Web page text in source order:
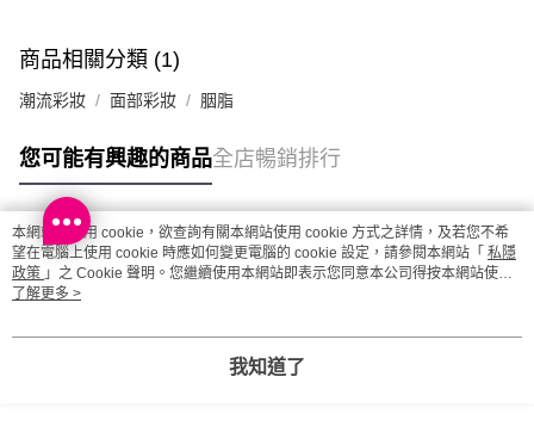
商品相關分類 (1)
潮流彩妝 面部彩妝 胭脂
您可能有興趣的商品全店暢銷排行
熱門標籤
熱銷排行
本網站中使用 cookie，欲查詢有關本網站使用 cookie 方式之詳情，及若您不希
望在電腦上使用 cookie 時應如何變更電腦的 cookie 設定，請參閱本網站「 私隱
政策 」之 Cookie 聲明。您繼續使用本網站即表示您同意本公司得按本網站使用
條款之 Cookie 聲明使用 cookie。
了解更多 >
我知道了